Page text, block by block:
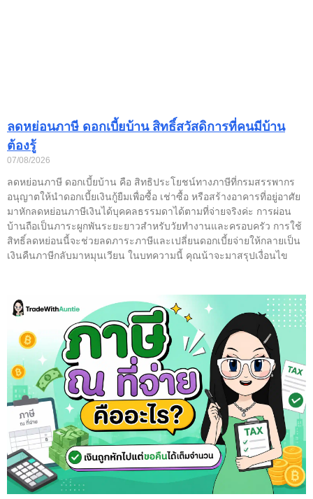
ลดหย่อนภาษี ดอกเบี้ยบ้าน สิทธิ์สวัสดิการที่คนมีบ้าน
ต้องรู้
07/08/2026
ลดหย่อนภาษี ดอกเบี้ยบ้าน คือ สิทธิประโยชน์ทางภาษีที่กรมสรรพากร
อนุญาตให้นำดอกเบี้ยเงินกู้ยืมเพื่อซื้อ เช่าซื้อ หรือสร้างอาคารที่อยู่อาศัย
มาหักลดหย่อนภาษีเงินได้บุคคลธรรมดาได้ตามที่จ่ายจริงค่ะ การผ่อน
บ้านถือเป็นภาระผูกพันระยะยาวสำหรับวัยทำงานและครอบครัว การใช้
สิทธิ์ลดหย่อนนี้จะช่วยลดภาระภาษีและเปลี่ยนดอกเบี้ยจ่ายให้กลายเป็น
เงินคืนภาษีกลับมาหมุนเวียน ในบทความนี้ คุณน้าจะมาสรุปเงื่อนไข